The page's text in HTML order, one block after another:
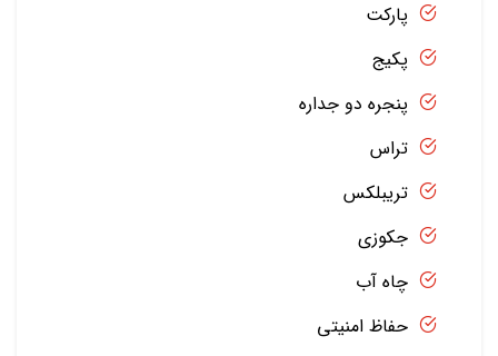
پارکت
پکیج
پنجره دو جداره
تراس
تریبلکس
جکوزی
چاه آب
حفاظ امنیتی